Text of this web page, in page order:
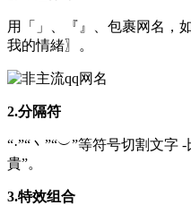
用「」、『』、包裹网名，
我的情緒〗。
2.分隔符
“·”“丶”“︶”等符号切割文字
貴”。
3.特效组合